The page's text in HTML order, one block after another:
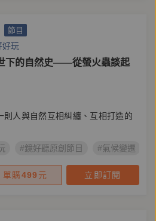
節目
好玩
下的自然史——從螢火蟲談起
則人與自然互相糾纏、互相打造的
#鏡好聽原創節目 #氣候變遷
單購499 元 立即訂閱